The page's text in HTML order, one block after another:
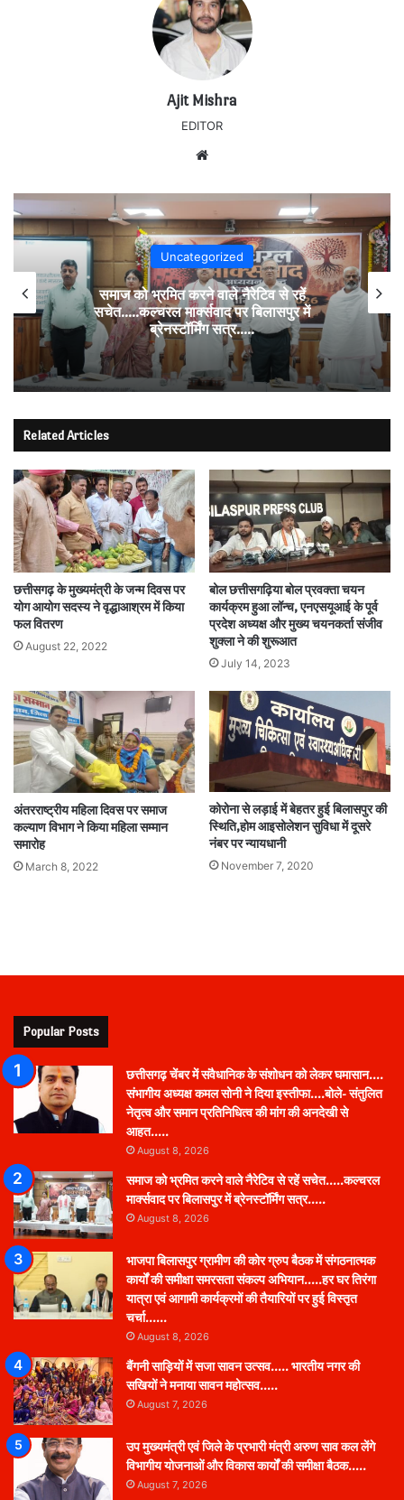
Ajit Mishra
EDITOR
Uncategorized
समाज को भ्रमित करने वाले नैरेटिव से रहें
सचेत…..कल्चरल मार्क्सवाद पर बिलासपुर में
ब्रेनस्टॉर्मिंग सत्र…..
Related Articles
छत्तीसगढ़ के मुख्यमंत्री के जन्म दिवस पर
योग आयोग सदस्य ने वृद्धाआश्रम में किया
फल वितरण
August 22, 2022
बोल छत्तीसगढ़िया बोल प्रवक्ता चयन
कार्यक्रम हुआ लॉन्च, एनएसयूआई के पूर्व
प्रदेश अध्यक्ष और मुख्य चयनकर्ता संजीव
शुक्ला ने की शुरूआत
July 14, 2023
अंतरराष्ट्रीय महिला दिवस पर समाज
कल्याण विभाग ने किया महिला सम्मान
समारोह
March 8, 2022
कोरोना से लड़ाई में बेहतर हुई बिलासपुर की
स्थिति,होम आइसोलेशन सुविधा में दूसरे
नंबर पर न्यायधानी
November 7, 2020
Popular Posts
छत्तीसगढ़ चेंबर में संवैधानिक के संशोधन को लेकर घमासान….
संभागीय अध्यक्ष कमल सोनी ने दिया इस्तीफा….बोले- संतुलित
नेतृत्व और समान प्रतिनिधित्व की मांग की अनदेखी से
आहत…..
August 8, 2026
समाज को भ्रमित करने वाले नैरेटिव से रहें सचेत…..कल्चरल
मार्क्सवाद पर बिलासपुर में ब्रेनस्टॉर्मिंग सत्र…..
August 8, 2026
भाजपा बिलासपुर ग्रामीण की कोर ग्रुप बैठक में संगठनात्मक
कार्यों की समीक्षा समरसता संकल्प अभियान…..हर घर तिरंगा
यात्रा एवं आगामी कार्यक्रमों की तैयारियों पर हुई विस्तृत
चर्चा……
August 8, 2026
बैंगनी साड़ियों में सजा सावन उत्सव….. भारतीय नगर की
सखियों ने मनाया सावन महोत्सव…..
August 7, 2026
उप मुख्यमंत्री एवं जिले के प्रभारी मंत्री अरुण साव कल लेंगे
विभागीय योजनाओं और विकास कार्यों की समीक्षा बैठक…..
August 7, 2026